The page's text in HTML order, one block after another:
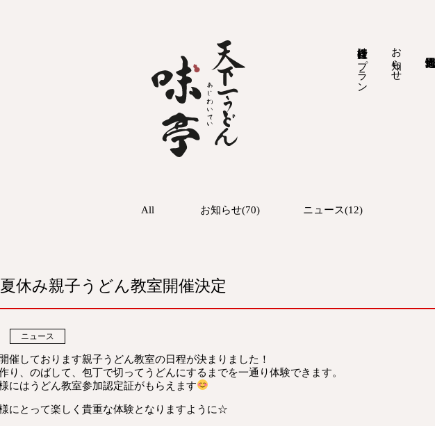
お知らせ
旅行会社様向けプラン
All お知らせ(70) ニュース(12)
夏休み親子うどん教室開催決定
ニュース
催しております親子うどん教室の日程が決まりました！
り、のばして、包丁で切ってうどんにするまでを一通り体験できます。
にはうどん教室参加認定証がもらえます
にとって楽しく貴重な体験となりますように☆